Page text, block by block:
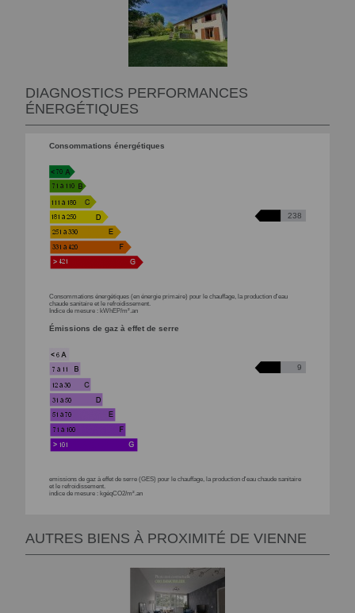
DIAGNOSTICS PERFORMANCES
ÉNERGÉTIQUES
Consommations énergétiques
238
Consommations énergétiques (en énergie primaire) pour le chauffage, la production d'eau
chaude sanitaire et le refroidissement.
Indice de mesure : kWhEP/m².an
Émissions de gaz à effet de serre
9
emissions de gaz à effet de serre (GES) pour le chauffage, la production d'eau chaude sanitaire
et le refroidissement.
indice de mesure : kgéqCO2/m².an
AUTRES BIENS À PROXIMITÉ DE VIENNE